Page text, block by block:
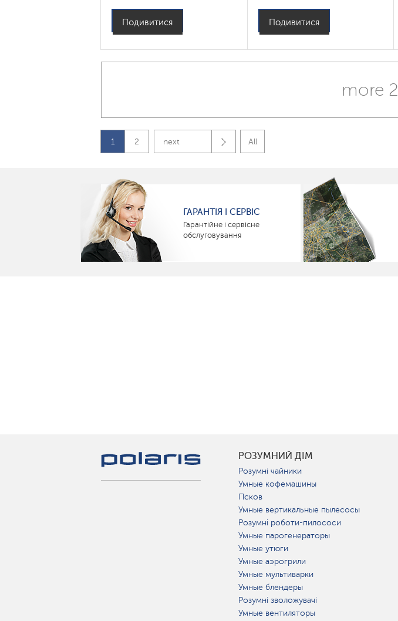
Подивитися Подивитися
more 2
1 2 next All
ГАРАНТІЯ І СЕРВІС
Гарантійне і сервісне
обслуговування
РОЗУМНИЙ ДІМ
Розумні чайники
Умные кофемашины
Псков
Умные вертикальные пылесосы
Розумні роботи-пилососи
Умные парогенераторы
Умные утюги
Умные аэрогрили
Умные мультиварки
Умные блендеры
Розумні зволожувачі
Умные вентиляторы